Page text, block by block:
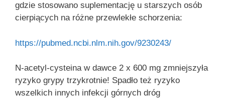
gdzie stosowano suplementację u starszych osób
cierpiących na różne przewlekłe schorzenia:
https://pubmed.ncbi.nlm.nih.gov/9230243/
N-acetyl-cysteina w dawce 2 x 600 mg zmniejszyła
ryzyko grypy trzykrotnie! Spadło też ryzyko
wszelkich innych infekcji górnych dróg